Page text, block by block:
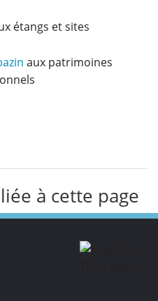
étangs et sites
aux patrimoines
à cette page